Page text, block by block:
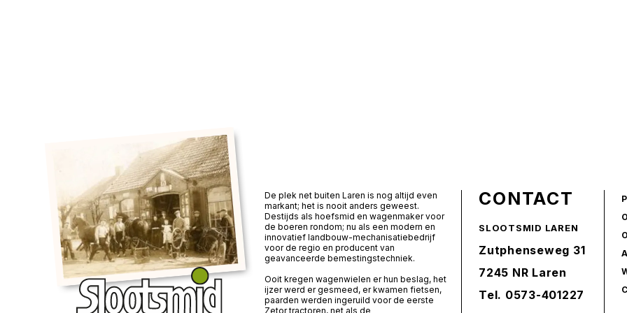
De plek net buiten Laren is nog altijd even
markant; het is nooit anders geweest.
Destijds als hoefsmid en wagenmaker voor
de boeren rondom; nu als een modern en
innovatief landbouw-mechanisatiebedrijf
voor de regio en producent van
geavanceerde bemestingstechniek.
Ooit kregen wagenwielen er hun beslag, het
ijzer werd er gesmeed, er kwamen fietsen,
paarden werden ingeruild voor de eerste
Zetor tractoren, net als de
CONTACT
SLOOTSMID LAREN
Zutphenseweg 31
7245 NR Laren
Tel. 0573-401227